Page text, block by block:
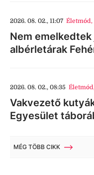
2026. 08. 02., 11:07 Életmód,
Nem
albérletárak
2026. 08. 02., 08:35 Életmód
Vakvezető
Egyesület
MÉG TÖBB CIKK